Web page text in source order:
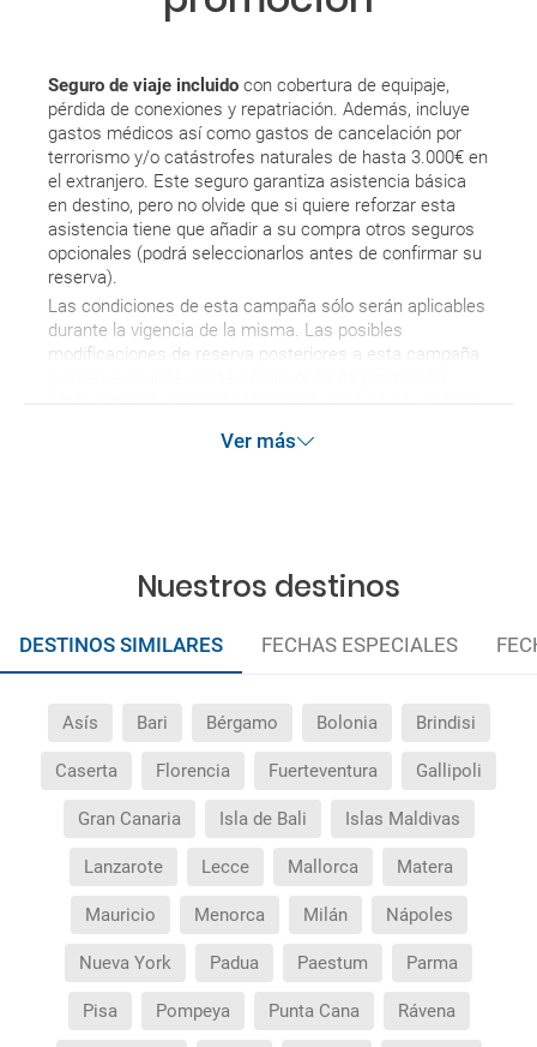
Seguro de viaje incluido con cobertura de equipaje,
pérdida de conexiones y repatriación. Además, incluye
gastos médicos así como gastos de cancelación por
terrorismo y/o catástrofes naturales de hasta 3.000€ en
el extranjero. Este seguro garantiza asistencia básica
en destino, pero no olvide que si quiere reforzar esta
asistencia tiene que añadir a su compra otros seguros
opcionales (podrá seleccionarlos antes de confirmar su
reserva).
Las condiciones de esta campaña sólo serán aplicables
durante la vigencia de la misma. Las posibles
modificaciones de reserva posteriores a esta campaña
Ver más
Nuestros destinos
DESTINOS SIMILARES FECHAS ESPECIALES
Asís Bari Bérgamo Bolonia Brindisi
Caserta Florencia Fuerteventura Gallipoli
Gran Canaria Isla de Bali Islas Maldivas
Lanzarote Lecce Mallorca Matera
Mauricio Menorca Milán Nápoles
Nueva York Padua Paestum Parma
Pisa Pompeya Punta Cana Rávena